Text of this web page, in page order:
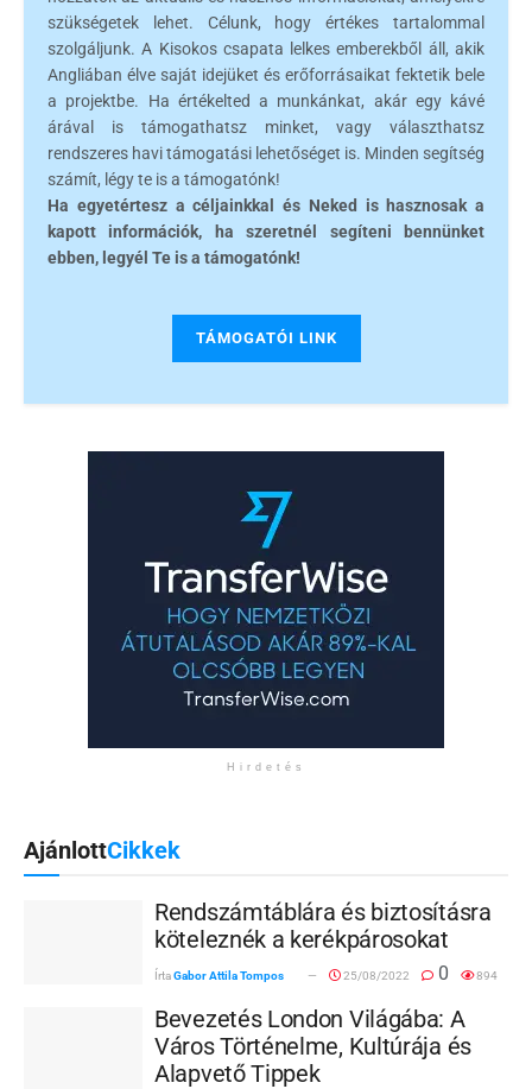
szükségetek lehet. Célunk, hogy értékes tartalommal
szolgáljunk. A Kisokos csapata lelkes emberekből áll, akik
Angliában élve saját idejüket és erőforrásaikat fektetik bele
a projektbe. Ha értékelted a munkánkat, akár egy kávé
árával is támogathatsz minket, vagy választhatsz
rendszeres havi támogatási lehetőséget is. Minden segítség
számít, légy te is a támogatónk!
Ha egyetértesz a céljainkkal és Neked is hasznosak a
kapott információk, ha szeretnél segíteni bennünket
ebben, legyél Te is a támogatónk!
TÁMOGATÓI LINK
Hirdetés
AjánlottCikkek
Rendszámtáblára és biztosításra
köteleznék a kerékpárosokat
ÍrtaGabor Attila Tompos 25/08/2022 0 894
Bevezetés London Világába: A
Város Történelme, Kultúrája és
Alapvető Tippek